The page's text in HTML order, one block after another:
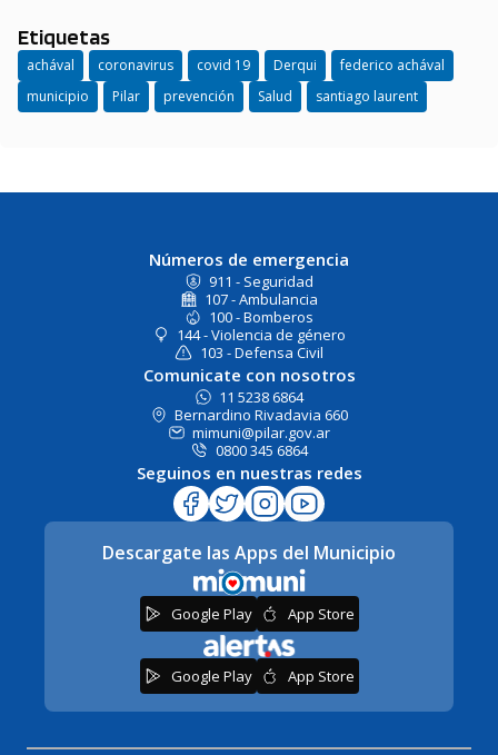
Etiquetas
achával coronavirus covid 19 Derqui
federico achával
municipio
Pilar prevención Salud santiago laurent
Números de emergencia
911 - Seguridad
107 - Ambulancia
100 - Bomberos
144 - Violencia de género
103 - Defensa Civil
Comunicate con nosotros
11 5238 6864
Bernardino Rivadavia 660
mimuni@pilar.gov.ar
0800 345 6864
Seguinos en nuestras redes
Descargate las Apps del Municipio
Google Play App Store
Google Play App Store